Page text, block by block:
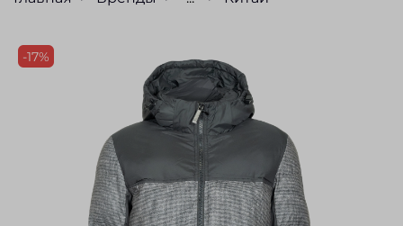
-17%